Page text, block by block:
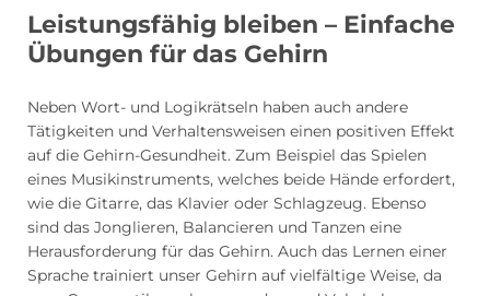
Leistungsfähig bleiben – Einfache
Übungen für das Gehirn
Neben Wort- und Logikrätseln haben auch andere
Tätigkeiten und Verhaltensweisen einen positiven Effekt
auf die Gehirn-Gesundheit. Zum Beispiel das Spielen
eines Musikinstruments, welches beide Hände erfordert,
wie die Gitarre, das Klavier oder Schlagzeug. Ebenso
sind das Jonglieren, Balancieren und Tanzen eine
Herausforderung für das Gehirn. Auch das Lernen einer
Sprache trainiert unser Gehirn auf vielfältige Weise, da